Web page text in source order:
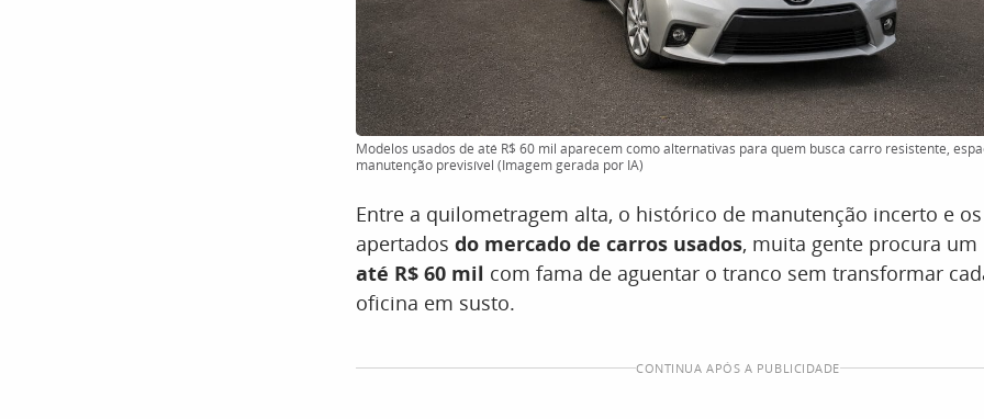
Modelos usados de até R$ 60 mil aparecem como alternativas para quem busca carro resistente,
manutenção previsível (Imagem gerada por IA)
Entre a quilometragem alta, o histórico de manutenção incerto e
apertados do mercado de carros usados, muita gente procura um
até R$ 60 mil com fama de aguentar o tranco sem transformar
oficina em susto.
CONTINUA APÓS A PUBLICIDADE